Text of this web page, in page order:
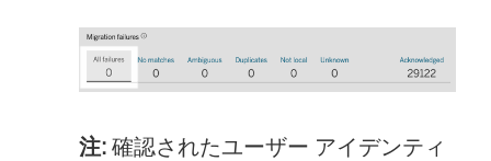
注: 確認されたユーザー アイデンティ